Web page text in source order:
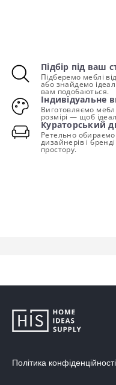
Підбір під ваш
Підберемо меблі
або знайдемо
вам подобаються.
Індивідуальне
Виготовляємо
розмірі — щоб
Кураторський
Ретельно обираємо
дизайнерів і
простору.
Політика конфіденційності